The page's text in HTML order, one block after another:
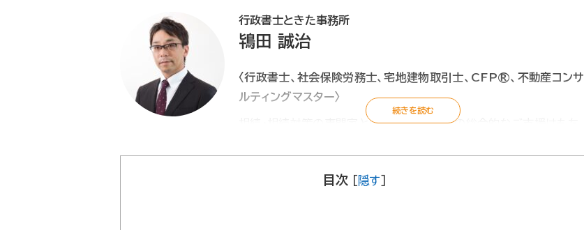
行政書士ときた事務所
鴇田 誠治
〈行政書士、社会保険労務士、宅地建物取引士、CFP®、不動産コンサ
ルティングマスター〉
相続・相続対策の専門家として、相続手続きの総合的なご支援はもち
お気軽にご相談ください。
目次 隠す